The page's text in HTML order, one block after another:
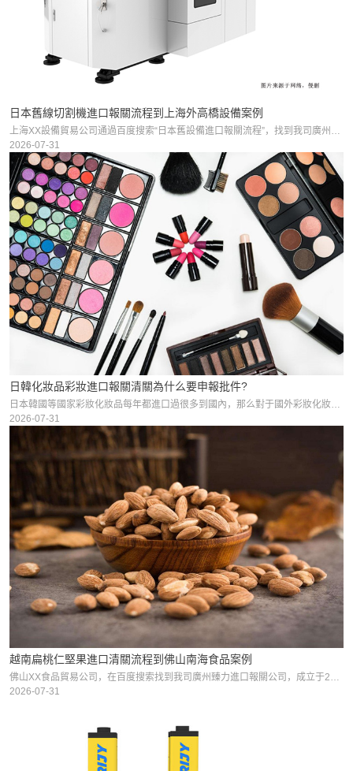
日本舊線切割機進口報關流程到上海外高橋設備案例
2026-07-31
日韓化妝品彩妝進口報關清關為什么要申報批件?
2026-07-31
越南扁桃仁堅果進口清關流程到佛山南海食品案例
佛山XX食品貿易公司，在百度搜索找到我司廣州臻力進口報關公司，成立于2012年，有19年堅果食品進口清關經驗，客戶想進口美國去殼扁桃仁到廣州南沙，我司客服馬上安排資深顧問經理，一對一服務。我司迅速處
2026-07-31